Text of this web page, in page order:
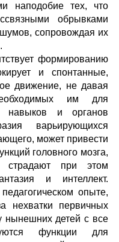
наподобие тех, что
обрывками
сопровождая их
формированию
и спонтанные,
движение, не давая
им для
навыков и органов
варьирующихся
может привести
головного мозга,
страдают при этом
и интеллект.
опыте,
нехватки первичных
нынешних детей с все
функции для